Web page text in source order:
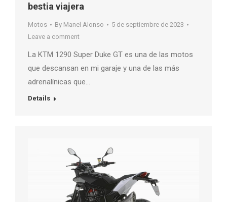
bestia viajera
Motos By Manel Alonso
5 de septiembre de 2023
Leave a comment
La KTM 1290 Super Duke GT es una de las motos
que descansan en mi garaje y una de las más
adrenalínicas que…
Details